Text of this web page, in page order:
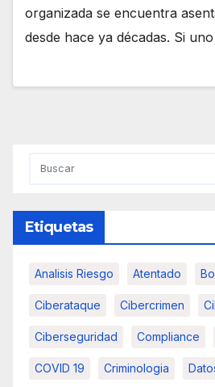
organizada se encuentra
desde hace ya décadas. Si
Etiquetas
Analisis Riesgo Atentado
Ciberataque Cibercrimen
Ciberseguridad Compliance
COVID 19 Criminologia